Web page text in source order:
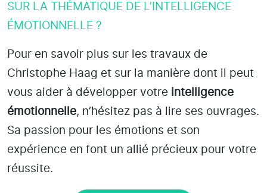
SUR LA THÉMATIQUE DE L’INTELLIGENCE
ÉMOTIONNELLE ?
Pour en savoir plus sur les travaux de
Christophe Haag et sur la manière dont il peut
vous aider à développer votre intelligence
émotionnelle, n’hésitez pas à lire ses ouvrages.
Sa passion pour les émotions et son
expérience en font un allié précieux pour votre
réussite.